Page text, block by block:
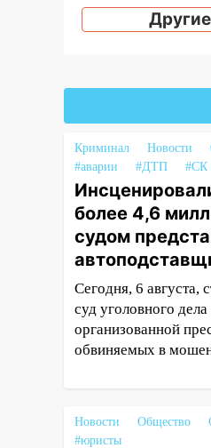
махинации на
успешно
16:02
В
убрали более
зерновых и
культур
15:51
Бросила
брата: в
завели дело на
женщину
15:47 На
сбили
ограбил: новый
женщины
Криминал Новости
#аварии
#ДТП #СК
более 4,6
судом
Сегодня, 6 августа,
суд уголовного
организованной
обвиняемых в
Новости Общество
#юристы